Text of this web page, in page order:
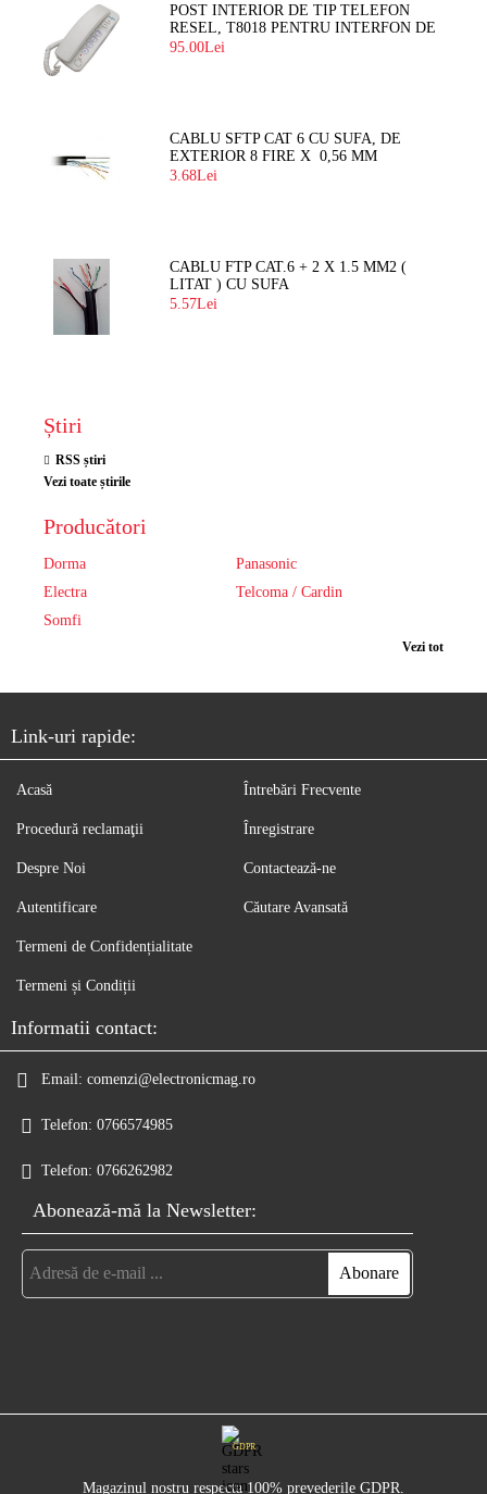
POST INTERIOR DE TIP TELEFON
RESEL, T8018 PENTRU INTERFON DE
BLOC
95.00Lei
CABLU SFTP CAT 6 CU SUFA, DE
EXTERIOR 8 FIRE X 0,56 MM
3.68Lei
CABLU FTP CAT.6 + 2 X 1.5 MM2 (
LITAT ) CU SUFA
5.57Lei
Știri
RSS știri
Vezi toate știrile
Producători
Dorma
Panasonic
Electra
Telcoma / Cardin
Somfi
Vezi tot
Link-uri rapide:
Acasă
Procedură reclamaţii
Despre Noi
Autentificare
Întrebări Frecvente
Înregistrare
Contactează-ne
Căutare Avansată
Termeni de Confidențialitate
Termeni și Condiții
Informatii contact:
Email: comenzi@electronicmag.ro
Telefon: 0766574985
Telefon: 0766262982
Abonează-mă la Newsletter:
GDPR
Magazinul nostru respecta 100% prevederile GDPR.